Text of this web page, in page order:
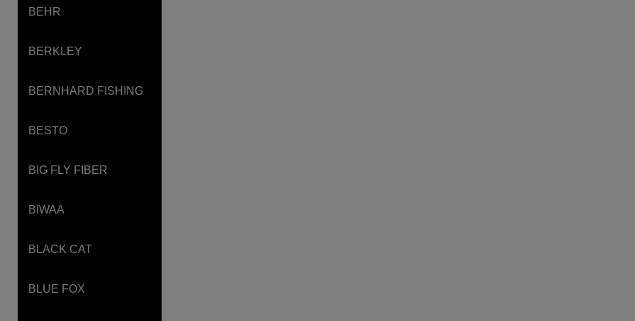
BEHR
BERKLEY
BERNHARD FISHING
BESTO
BIG FLY FIBER
BIWAA
BLACK CAT
BLUE FOX